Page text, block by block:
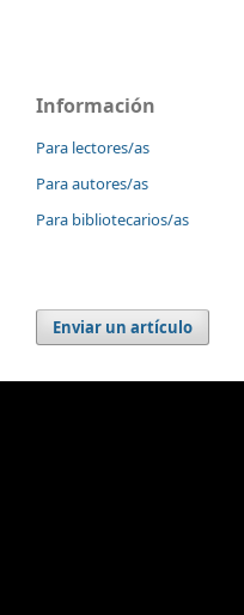
Información
Para lectores/as
Para autores/as
Para bibliotecarios/as
Enviar un artículo